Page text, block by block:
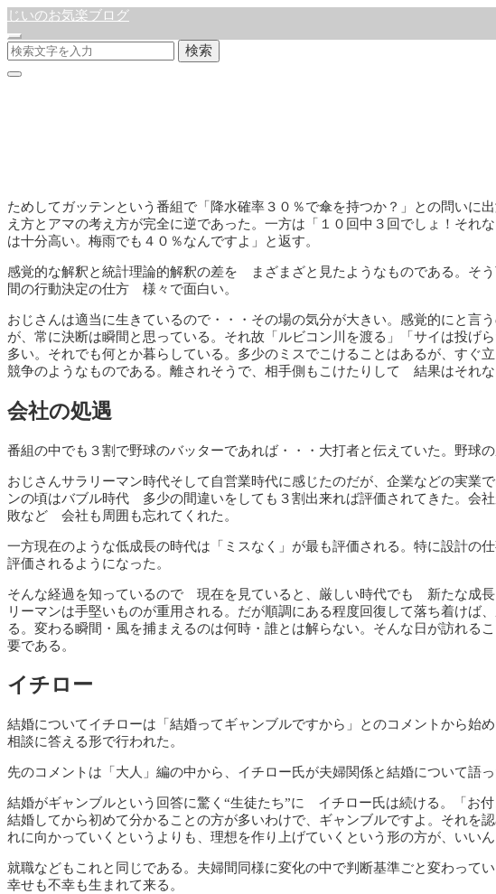
じいのお気楽ブログ
検索
ためしてガッテンという番組で「降水確率３０％で傘を持つか？」との問いに
え方とアマの考え方が完全に逆であった。一方は「１０回中３回でしょ！それ
は十分高い。梅雨でも４０％なんですよ」と返す。
感覚的な解釈と統計理論的解釈の差を まざまざと見たようなものである。そ
間の行動決定の仕方 様々で面白い。
おじさんは適当に生きているので・・・その場の気分が大きい。感覚的にと言
が、常に決断は瞬間と思っている。それ故「ルビコン川を渡る」「サイは投
多い。それでも何とか暮らしている。多少のミスでこけることはあるが、すぐ
競争のようなものである。離されそうで、相手側もこけたりして 結果はそれな
会社の処遇
番組の中でも３割で野球のバッターであれば・・・大打者と伝えていた。野球
おじさんサラリーマン時代そして自営業時代に感じたのだが、企業などの実業
ンの頃はバブル時代 多少の間違いをしても３割出来れば評価されてきた。会
敗など 会社も周囲も忘れてくれた。
一方現在のような低成長の時代は「ミスなく」が最も評価される。特に設計
評価されるようになった。
そんな経過を知っているので 現在を見ていると、厳しい時代でも 新たな成
リーマンは手堅いものが重用される。だが順調にある程度回復して落ち着け
る。変わる瞬間・風を捕まえるのは何時・誰とは解らない。そんな日が訪れる
要である。
イチロー
結婚についてイチローは「結婚ってギャンブルですから」とのコメントから始
相談に答える形で行われた。
先のコメントは「大人」編の中から、イチロー氏が夫婦関係と結婚について語っ
結婚がギャンブルという回答に驚く“生徒たち”に イチロー氏は続ける。「お
結婚してから初めて分かることの方が多いわけで、ギャンブルですよ。それを
れに向かっていくというよりも、理想を作り上げていくという形の方が、いい
就職などもこれと同じである。夫婦間同様に変化の中で判断基準ごと変わって
幸せも不幸も生まれて来る。